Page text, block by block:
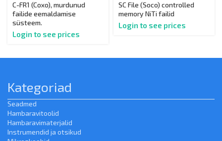
C-FR1 (Coxo), murdunud
failide eemaldamise
süsteem.
Login to see prices
SC File (Soco) controlled
memory NiTi failid
Login to see prices
Kategoriad
Seadmed
Hambaravitoolid
Hambaravimaterjalid
Instrumendid ja otsikud